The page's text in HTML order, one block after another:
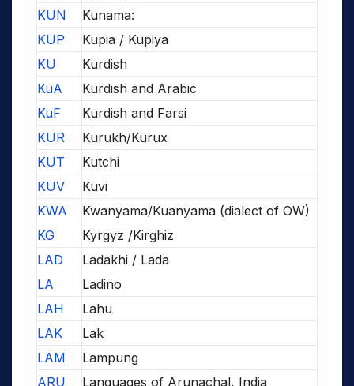
KUN
Kunama:
KUP
Kupia / Kupiya
KU
Kurdish
KuA
Kurdish and Arabic
KuF
Kurdish and Farsi
KUR
Kurukh/Kurux
KUT
Kutchi
KUV
Kuvi
KWA
Kwanyama/Kuanyama (dialect of OW)
KG
Kyrgyz /Kirghiz
LAD
Ladakhi / Lada
LA
Ladino
LAH
Lahu
LAK
Lak
LAM
Lampung
ARU
Languages of Arunachal, India